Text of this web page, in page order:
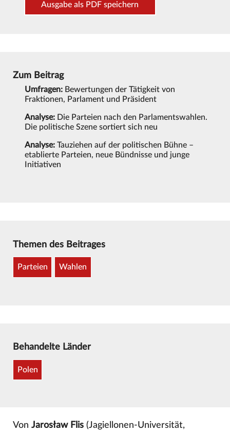
Ausgabe als PDF speichern
Zum Beitrag
Umfragen: Bewertungen der Tätigkeit von
Fraktionen, Parlament und Präsident
Analyse: Die Parteien nach den Parlamentswahlen.
Die politische Szene sortiert sich neu
Analyse: Tauziehen auf der politischen Bühne –
etablierte Parteien, neue Bündnisse und junge
Initiativen
Themen des Beitrages
Parteien Wahlen
Behandelte Länder
Polen
Von Jarosław Flis(Jagiellonen-Universität,